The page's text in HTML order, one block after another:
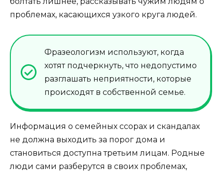
проблемах, касающихся узкого круга людей.
Фразеологизм используют, когда
хотят подчеркнуть, что недопустимо
разглашать неприятности, которые
происходят в собственной семье.
Информация о семейных ссорах и скандалах
не должна выходить за порог дома и
становиться доступна третьим лицам. Родные
люди сами разберутся в своих проблемах,